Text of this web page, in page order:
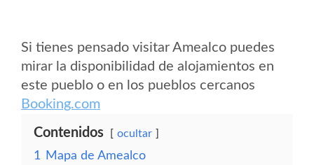
Si tienes pensado visitar Amealco puedes
mirar la disponibilidad de alojamientos en
este pueblo o en los pueblos cercanos
Booking.com
Contenidos ocultar
1
Mapa de Amealco